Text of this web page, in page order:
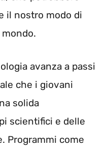
il nostro modo di
avanza a passi
che i giovani
solida
scientifici e delle
Programmi come